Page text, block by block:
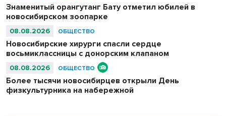
Знаменитый орангутанг Бату отметил юбилей в
новосибирском зоопарке
08.08.2026 ОБЩЕСТВО
Новосибирские хирурги спасли сердце
восьмиклассницы с донорским клапаном
08.08.2026 ОБЩЕСТВО
Более тысячи новосибирцев открыли День
физкультурника на набережной